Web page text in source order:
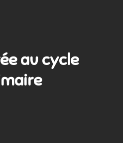
au cycle